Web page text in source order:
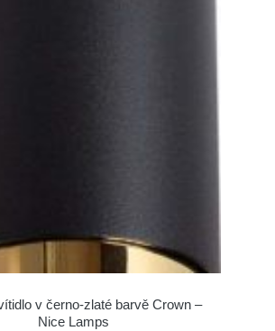
v černo-zlaté barvě Crown –
Nice Lamps